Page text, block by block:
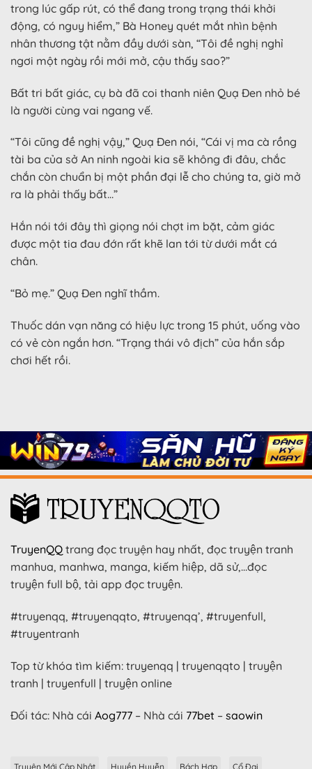
trong lúc gấp rút, có thể đang trong trạng thái khởi
động, có nguy hiểm,” Bà Honey quét mắt nhìn bệnh
nhân thương tật nằm đầy dưới sàn, “Tôi đề nghị nghỉ
ngơi một ngày rồi mới mở, cậu thấy sao?”
Bất tri bất giác, cụ bà đã coi thanh niên Quạ Đen nhỏ bé
là người cùng vai ngang vế.
“Tôi cũng đề nghị vậy,” Quạ Đen nói, “Cái vị ma cà rồng
tài ba của sở An ninh ngoài kia sẽ không đi đâu, chắc
chắn còn chuẩn bị một phần đại lễ cho chúng ta, giờ mở
ra là phải thấy bất…”
Hắn nói tới đây thì giọng nói chợt im bặt, cảm giác
được một tia đau đớn rất khẽ lan tới từ dưới mắt cá
chân.
“Bỏ mẹ.” Quạ Đen nghĩ thầm.
Thuốc dán vạn năng có hiệu lực trong 15 phút, uống vào
có vẻ còn ngắn hơn. “Trạng thái vô địch” của hắn sắp
chơi hết rồi.
TruyenQQ trang đọc truyện hay nhất, đọc truyện tranh
manhua, manhwa, manga, kiếm hiệp, dã sử,…đọc
truyện full bộ, tải app đọc truyện.
#truyenqq, #truyenqqto, #truyenqq’, #truyenfull,
#truyentranh
Top từ khóa tìm kiếm: truyenqq | truyenqqto | truyện
tranh | truyenfull | truyện online
Đối tác: Nhà cái Aog777 – Nhà cái 77bet – saowin
Truyện Mới Cập Nhật Huyền Huyễn Bách Hợp Cổ Đại